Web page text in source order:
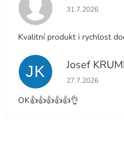
Hodnocení
31.7.2026
Kvalitní produkt i rychlost
JK Josef
Hodnocení
27.7.2026
OK👍👍👍👍👍👌